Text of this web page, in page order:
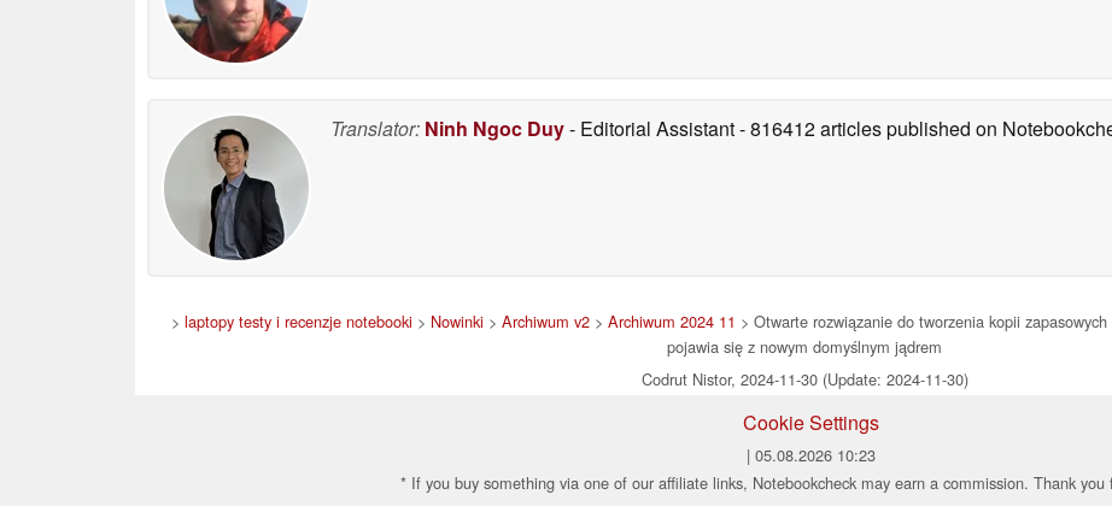
Translator: Ninh Ngoc Duy- Editorial Assistant- 816412 articles published on
> laptopy testy i recenzje notebooki > Nowinki > Archiwum v2> Archiwum 2024 11 > Otwarte rozwiązanie do tworzenia kopii
pojawia się z nowym domyślnym jądrem
Codrut Nistor, 2024-11-30 (Update: 2024-11-30)
Cookie Settings
| 05.08.2026 10:23
* If you buy something via one of our affiliate links, Notebookcheck may earn a commission. Thank you